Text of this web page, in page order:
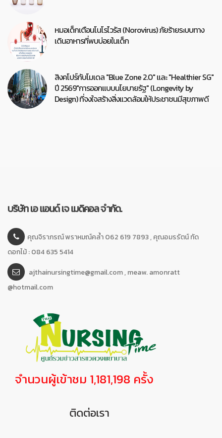
หมอเด็กเตือนโนโรไวรัส (Norovirus) ภัยร้ายระบบทาง
เดินอาหารที่พบบ่อยในเด็ก
สิงคโปร์กับโมเดล "Blue Zone 2.0" และ "Healthier SG"
ปี 2569"การออกแบบนโยบายรัฐ" (Longevity by
Design) ที่จงใจสร้างสิ่งแวดล้อมให้ประชาชนมีสุขภาพดี
บริษัท เอ แอนด์ เจ เมดิคอล จำกัด.
คุณจิราภรณ์ พราหมณ์คล้ำ 062 619 7893 , คุณอมรรัตน์ ทัด
ดอกไม้ : 084 635 5414
ajthainursingtime@gmail.com , meaw. amonratt
@hotmail.com
จำนวนผู้เข้าชม 1,181,198 ครั้ง
ติดต่อเรา